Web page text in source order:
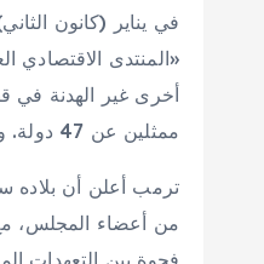
في يناير (كانون
«المنتدى الاقتصادي
أخرى غير الهدنة في
ممثلين عن 47 دولة. وجاءت غزة على قمة أولويات المجلس.
من أعضاء المجلس،